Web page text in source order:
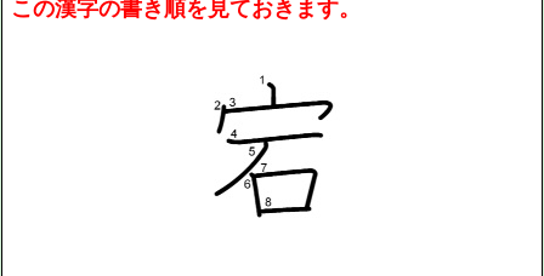
この漢字の書き順を見ておきます。